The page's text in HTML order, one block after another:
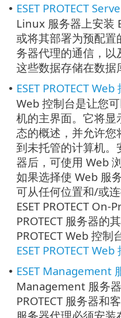
• ESET PROTECT
Linux 服务器上安装
或将其部署为预配置
务器代理的通信，
这些数据存储在数据
• ESET PROTECT Web
Web 控制台是让您
机的主界面。它将显
态的概述，并允许您
到未托管的计算机。
器后，可使用 Web
如果选择使 Web 服
可从任何位置和/或
ESET PROTECT On-
PROTECT 服务器的
PROTECT Web 控制
ESET PROTECT Web
• ESET Management
Management 服务
PROTECT 服务器和